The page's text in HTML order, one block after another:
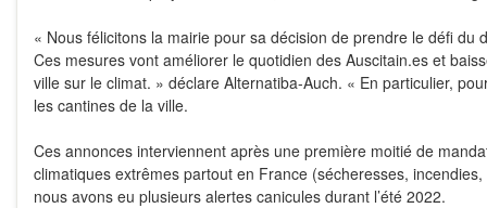
« Nous félicitons la mairie pour sa décision de prendre le défi du
Ces mesures vont améliorer le quotidien des Auscitain.es et
ville sur le climat. » déclare Alternatiba-Auch. « En particulier,
les cantines de la ville.
Ces annonces interviennent après une première moitié de
climatiques extrêmes partout en France (sécheresses,
nous avons eu plusieurs alertes canicules durant l’été 2022.